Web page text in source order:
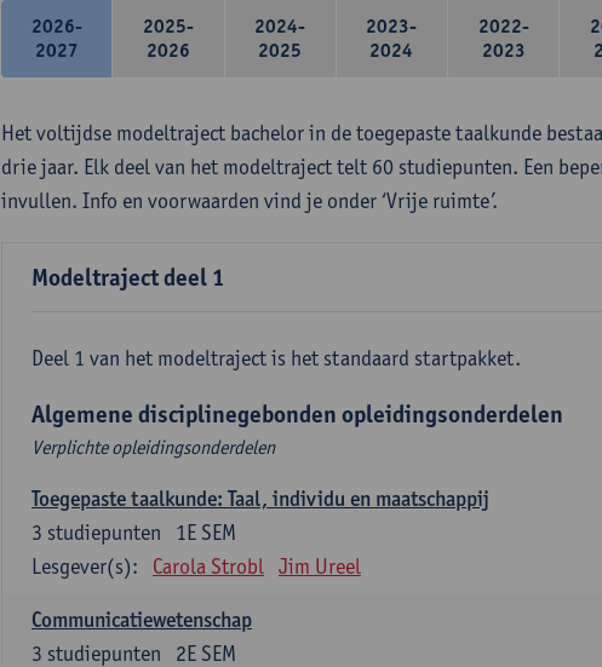
2026-
2027
2025-
2026
2024-
2025
2023-
2024
2022-
2023
Het voltijdse modeltraject bachelor in de toegepaste taalkunde
drie jaar. Elk deel van het modeltraject telt 60 studiepunten. Een
invullen. Info en voorwaarden vind je onder ‘Vrije ruimte’.
Modeltraject deel 1
Deel 1 van het modeltraject is het standaard startpakket.
Algemene disciplinegebonden opleidingsonderdelen
Verplichte opleidingsonderdelen
Toegepaste taalkunde: Taal, individu en maatschappij
1E SEM
3 studiepunten
Lesgever(s):
Carola Strobl Jim Ureel
Communicatiewetenschap
2E SEM
3 studiepunten